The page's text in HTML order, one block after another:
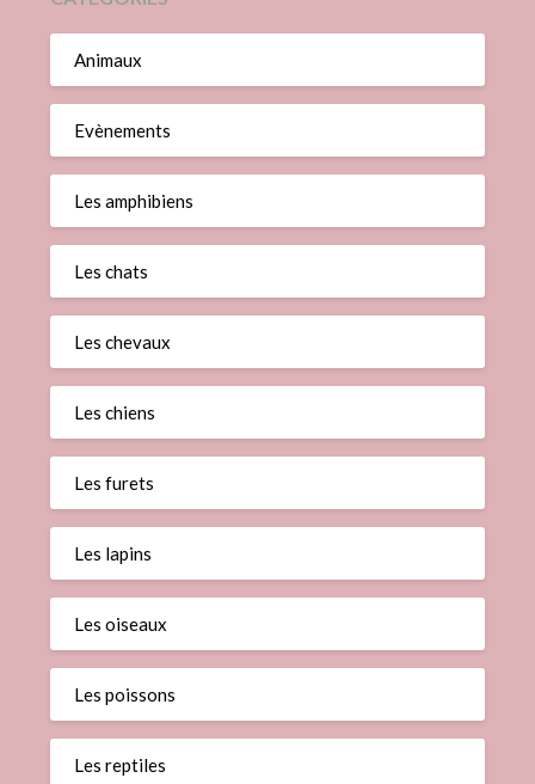
Animaux
Evènements
Les amphibiens
Les chats
Les chevaux
Les chiens
Les furets
Les lapins
Les oiseaux
Les poissons
Les reptiles